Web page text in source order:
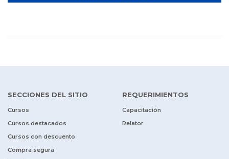
SECCIONES DEL SITIO
Cursos
Cursos destacados
Cursos con descuento
Compra segura
REQUERIMIENTOS
Capacitación
Relator